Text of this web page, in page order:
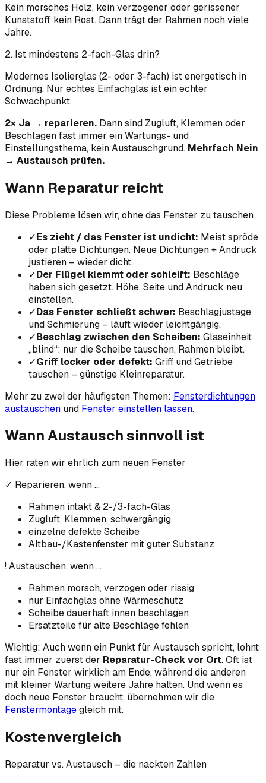
Kein morsches Holz, kein verzogener oder gerissener
Kunststoff, kein Rost. Dann trägt der Rahmen noch viele
Jahre.
2. Ist mindestens 2-fach-Glas drin?
Modernes Isolierglas (2- oder 3-fach) ist energetisch in
Ordnung. Nur echtes Einfachglas ist ein echter
Schwachpunkt.
2× Ja → reparieren. Dann sind Zugluft, Klemmen oder
Beschlagen fast immer ein Wartungs- und
Einstellungsthema, kein Austauschgrund. Mehrfach Nein
→ Austausch prüfen.
Wann Reparatur reicht
Diese Probleme lösen wir, ohne das Fenster zu tauschen
✓Es zieht / das Fenster ist undicht: Meist spröde
oder platte Dichtungen. Neue Dichtungen + Andruck
justieren – wieder dicht.
✓Der Flügel klemmt oder schleift: Beschläge
haben sich gesetzt. Höhe, Seite und Andruck neu
einstellen.
✓Das Fenster schließt schwer: Beschlagjustage
und Schmierung – läuft wieder leichtgängig.
✓Beschlag zwischen den Scheiben: Glaseinheit
„blind“: nur die Scheibe tauschen, Rahmen bleibt.
✓Griff locker oder defekt: Griff und Getriebe
tauschen – günstige Kleinreparatur.
Mehr zu zwei der häufigsten Themen: Fensterdichtungen
austauschen und Fenster einstellen lassen.
Wann Austausch sinnvoll ist
Hier raten wir ehrlich zum neuen Fenster
✓ Reparieren, wenn …
Rahmen intakt & 2-/3-fach-Glas
Zugluft, Klemmen, schwergängig
einzelne defekte Scheibe
Altbau-/Kastenfenster mit guter Substanz
! Austauschen, wenn …
Rahmen morsch, verzogen oder rissig
nur Einfachglas ohne Wärmeschutz
Scheibe dauerhaft innen beschlagen
Ersatzteile für alte Beschläge fehlen
Wichtig: Auch wenn ein Punkt für Austausch spricht, lohnt
fast immer zuerst der Reparatur-Check vor Ort. Oft ist
nur ein Fenster wirklich am Ende, während die anderen
mit kleiner Wartung weitere Jahre halten. Und wenn es
doch neue Fenster braucht, übernehmen wir die
Fenstermontagegleich mit.
Kostenvergleich
Reparatur vs. Austausch – die nackten Zahlen